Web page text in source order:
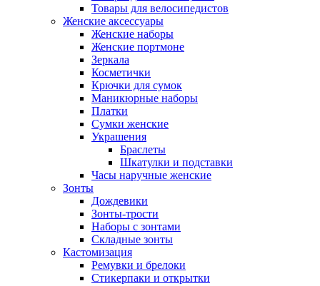
Товары для велосипедистов
Женские аксессуары
Женские наборы
Женские портмоне
Зеркала
Косметички
Крючки для сумок
Маникюрные наборы
Платки
Сумки женские
Украшения
Браслеты
Шкатулки и подставки
Часы наручные женские
Зонты
Дождевики
Зонты-трости
Наборы с зонтами
Складные зонты
Кастомизация
Ремувки и брелоки
Стикерпаки и открытки